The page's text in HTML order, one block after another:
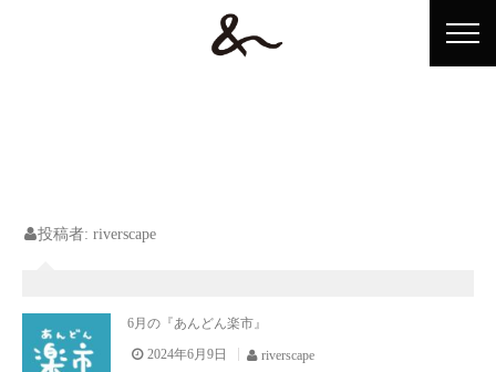
ホーム
ショップ情報
イベント情報
投稿者: riverscape
6月の『あんどん楽市』
2024年6月9日
riverscape